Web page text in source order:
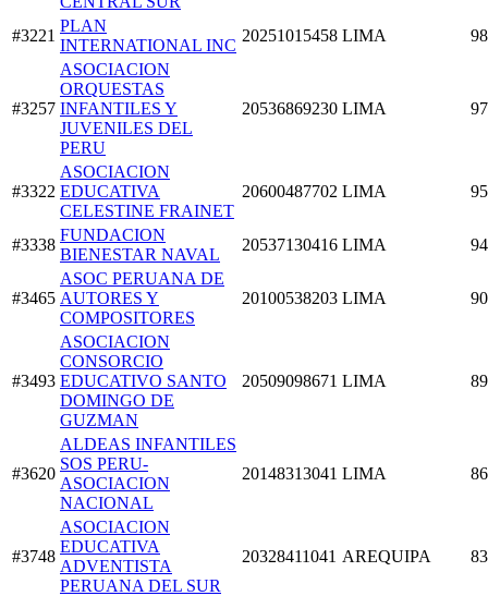
#3221
PLAN
INTERNATIONAL INC
20251015458 LIMA
#3257
ASOCIACION
ORQUESTAS
INFANTILES Y
JUVENILES DEL
PERU
20536869230 LIMA
#3322
ASOCIACION
EDUCATIVA
CELESTINE FRAINET
20600487702 LIMA
#3338
FUNDACION
BIENESTAR NAVAL
20537130416 LIMA
#3465
ASOC PERUANA DE
AUTORES Y
COMPOSITORES
20100538203 LIMA
#3493
ASOCIACION
CONSORCIO
EDUCATIVO SANTO
DOMINGO DE
GUZMAN
20509098671 LIMA
#3620
ALDEAS INFANTILES
SOS PERU-
ASOCIACION
NACIONAL
20148313041 LIMA
#3748
ASOCIACION
EDUCATIVA
ADVENTISTA
PERUANA DEL SUR
20328411041 AREQUIPA